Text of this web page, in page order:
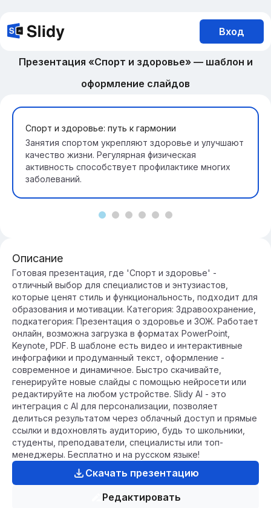
Вход
Презентация «Спорт и здоровье» — шаблон и
оформление слайдов
Спорт и здоровье: путь к гармонии
Занятия спортом укрепляют здоровье и улучшают
качество жизни. Регулярная физическая
активность способствует профилактике многих
заболеваний.
Описание
Готовая презентация, где 'Спорт и здоровье' -
отличный выбор для специалистов и энтузиастов,
которые ценят стиль и функциональность, подходит для
образования и мотивации. Категория: Здравоохранение,
подкатегория: Презентация о здоровье и ЗОЖ. Работает
онлайн, возможна загрузка в форматах PowerPoint,
Keynote, PDF. В шаблоне есть видео и интерактивные
инфографики и продуманный текст, оформление -
современное и динамичное. Быстро скачивайте,
генерируйте новые слайды с помощью нейросети или
редактируйте на любом устройстве. Slidy AI - это
интеграция с AI для персонализации, позволяет
делиться результатом через облачный доступ и прямые
ссылки и вдохновлять аудиторию, будь то школьники,
студенты, преподаватели, специалисты или топ-
менеджеры. Бесплатно и на русском языке!
Скачать презентацию
Редактировать